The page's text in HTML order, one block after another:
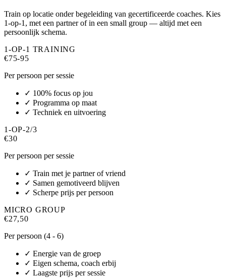
Train op locatie onder begeleiding van gecertificeerde coaches. Kies
1-op-1, met een partner of in een small group — altijd met een
persoonlijk schema.
1-OP-1 TRAINING
€75-95
Per persoon per sessie
✓ 100% focus op jou
✓ Programma op maat
✓ Techniek en uitvoering
1-OP-2/3
€30
Per persoon per sessie
✓ Train met je partner of vriend
✓ Samen gemotiveerd blijven
✓ Scherpe prijs per persoon
MICRO GROUP
€27,50
Per persoon (4 - 6)
✓ Energie van de groep
✓ Eigen schema, coach erbij
✓ Laagste prijs per sessie